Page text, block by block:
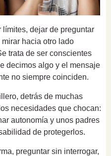
límites, dejar de preguntar
hacia otro lado
trata de ser conscientes
decimos algo y el mensaje
no siempre coinciden.
detrás de muchas
necesidades que chocan:
autonomía y unos padres
de protegerlos.
preguntar sin interrogar,